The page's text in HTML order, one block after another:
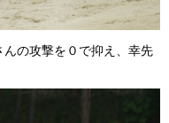
の攻撃を０で抑え、幸先